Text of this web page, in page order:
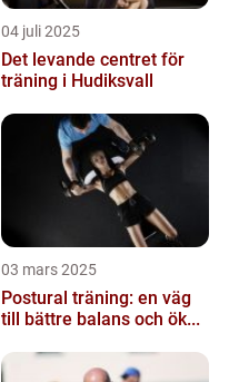
04 juli 2025
Det levande centret för
träning i Hudiksvall
03 mars 2025
Postural träning: en väg
till bättre balans och ök...